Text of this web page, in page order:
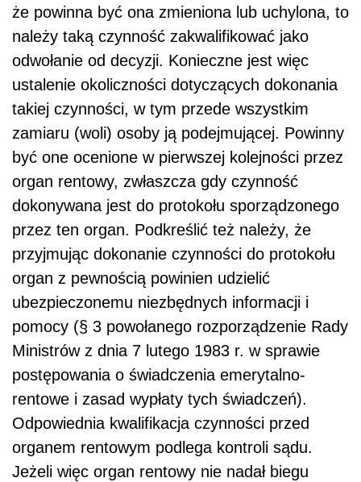
że powinna być ona zmieniona lub uchylona, to
należy taką czynność zakwalifikować jako
odwołanie od decyzji. Konieczne jest więc
ustalenie okoliczności dotyczących dokonania
takiej czynności, w tym przede wszystkim
zamiaru (woli) osoby ją podejmującej. Powinny
być one ocenione w pierwszej kolejności przez
organ rentowy, zwłaszcza gdy czynność
dokonywana jest do protokołu sporządzonego
przez ten organ. Podkreślić też należy, że
przyjmując dokonanie czynności do protokołu
organ z pewnością powinien udzielić
ubezpieczonemu niezbędnych informacji i
pomocy (§ 3 powołanego rozporządzenie Rady
Ministrów z dnia 7 lutego 1983 r. w sprawie
postępowania o świadczenia emerytalno-
rentowe i zasad wypłaty tych świadczeń).
Odpowiednia kwalifikacja czynności przed
organem rentowym podlega kontroli sądu.
Jeżeli więc organ rentowy nie nadał biegu